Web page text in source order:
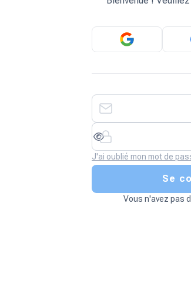
J'ai oublié mon mot de
Se
Vous n'avez pas